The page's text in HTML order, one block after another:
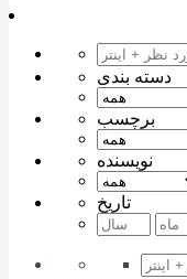
دسته بندی
برچسب
نویسنده
تاریخ